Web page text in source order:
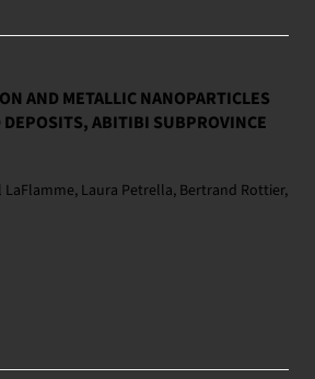
AND METALLIC NANOPARTICLES
DEPOSITS, ABITIBI SUBPROVINCE
LaFlamme, Laura Petrella, Bertrand Rottier,